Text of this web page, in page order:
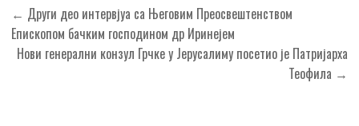
Кретање
чланка
← Други део интервјуа са Његовим Преосвештенством
Епископом бачким господином др Иринејем
Нови генерални конзул Грчке у Јерусалиму посетио је Патријарха
Теофила →